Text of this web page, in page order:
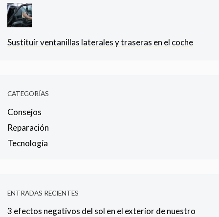
Sustituir ventanillas laterales y traseras en el coche
CATEGORÍAS
Consejos
Reparación
Tecnología
ENTRADAS RECIENTES
3 efectos negativos del sol en el exterior de nuestro